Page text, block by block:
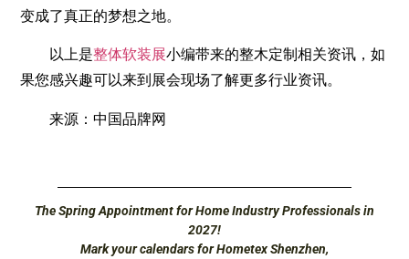
变成了真正的梦想之地。
以上是整体软装展小编带来的整木定制相关资讯，如
果您感兴趣可以来到展会现场了解更多行业资讯。
来源：中国品牌网
The Spring Appointment for Home Industry Professionals in
2027!
Mark your calendars for Hometex Shenzhen,